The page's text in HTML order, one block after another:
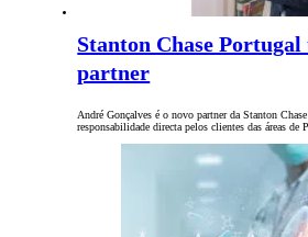
Stanton Chase Portugal
partner
André Gonçalves é o novo partner da Stanton
responsabilidade directa pelos clientes das áreas